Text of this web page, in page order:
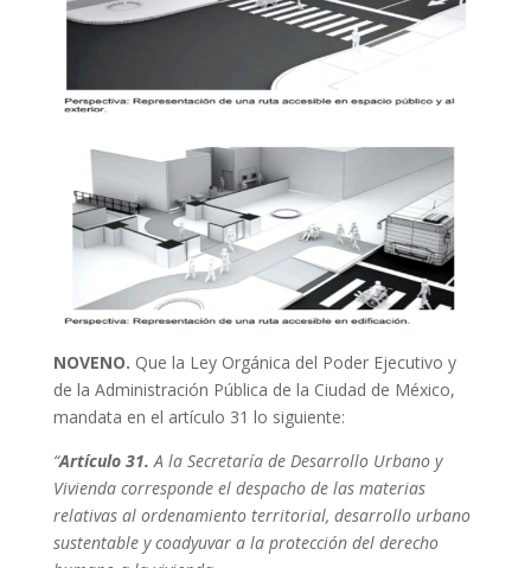
NOVENO. Que la Ley Orgánica del Poder Ejecutivo y
de la Administración Pública de la Ciudad de México,
mandata en el artículo 31 lo siguiente:
“Artículo 31.A la Secretaría de Desarrollo Urbano y
Vivienda corresponde el despacho de las materias
relativas al ordenamiento territorial, desarrollo urbano
sustentable y coadyuvar a la protección del derecho